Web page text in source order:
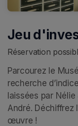
Jeu
Réservation
Parcourez le
recherche
laissées par
André. Déchiffrez
œuvre !